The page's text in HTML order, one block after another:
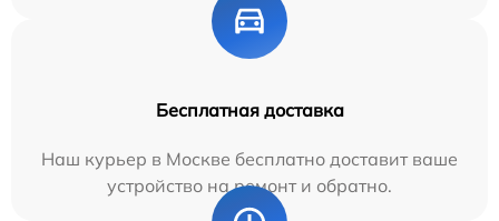
Бесплатная доставка
Наш курьер в Москве бесплатно доставит ваше
устройство на ремонт и обратно.